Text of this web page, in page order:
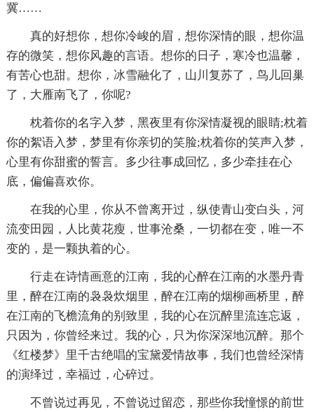
冀……
真的好想你，想你冷峻的眉，想你深情的眼，想你温
存的微笑，想你风趣的言语。想你的日子，寒冷也温馨，
有苦心也甜。想你，冰雪融化了，山川复苏了，鸟儿回巢
了，大雁南飞了，你呢?
枕着你的名字入梦，黑夜里有你深情凝视的眼睛;枕着
你的絮语入梦，梦里有你亲切的笑脸;枕着你的笑声入梦，
心里有你甜蜜的誓言。多少往事成回忆，多少牵挂在心
底，偏偏喜欢你。
在我的心里，你从不曾离开过，纵使青山变白头，河
流变田园，人比黄花瘦，世事沧桑，一切都在变，唯一不
变的，是一颗执着的心。
行走在诗情画意的江南，我的心醉在江南的水墨丹青
里，醉在江南的袅袅炊烟里，醉在江南的烟柳画桥里，醉
在江南的飞檐流角的别致里，我的心在沉醉里流连忘返，
只因为，你曾经来过。我的心，只为你深深地沉醉。那个
《红楼梦》里千古绝唱的宝黛爱情故事，我们也曾经深情
的演绎过，幸福过，心碎过。
不曾说过再见，不曾说过留恋，那些你我憧憬的前世